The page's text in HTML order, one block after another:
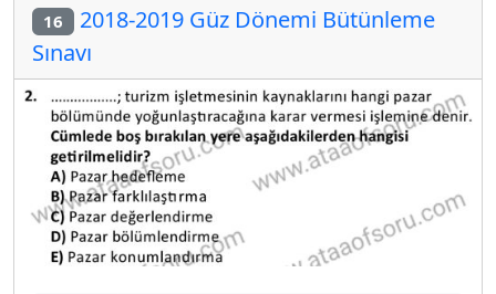
16 2018-2019 Güz Dönemi Bütünleme
Sınavı